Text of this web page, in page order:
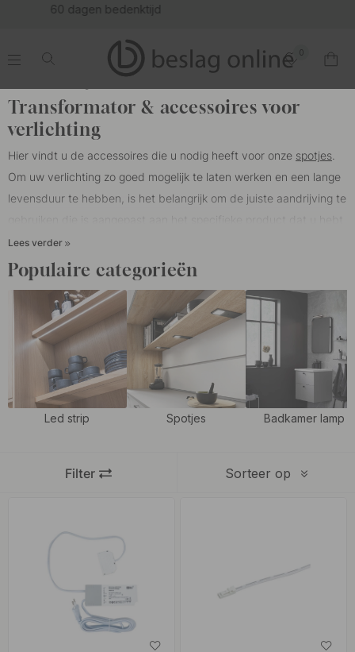
.
0
.
Transformator & accessoires voor
verlichting
Hier vindt u de accessoires die u nodig heeft voor onze spotjes
Om uw verlichting zo goed mogelijk te laten werken en een lange
levensduur te hebben, is het belangrijk om de juiste aandrijving te
gekozen. Zo zijn ze beveiligd tegen overspanning, overstroom,
overbelasting en kortsluiting.
Lees verder
Populaire categorieën
Led strip Spotjes Badkamer lamp
Sorteer op
Filter